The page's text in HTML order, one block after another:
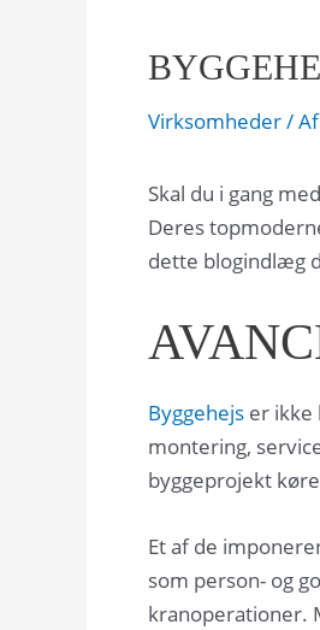
Virksomheder/ Af
Skal du i gang
Deres
dette blogindlæg
Byggehejs er ikke
montering,
byggeprojekt
Et af de
som person- og
kranoperationer.